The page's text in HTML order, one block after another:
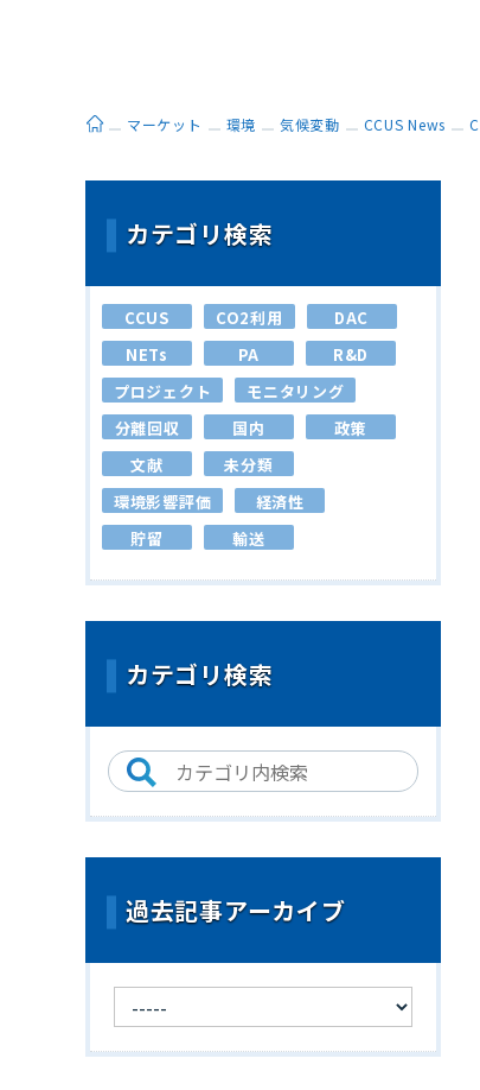
ホームマーケット 環境 気候変動 CCUS News
カテゴリ検索
CCUS CO2利用
DAC
NETs
PA
R&D
プロジェクト
モニタリング
分離回収
国内
政策
文献
未分類
環境影響評価
経済性
貯留
輸送
カテゴリ検索
過去記事アーカイブ